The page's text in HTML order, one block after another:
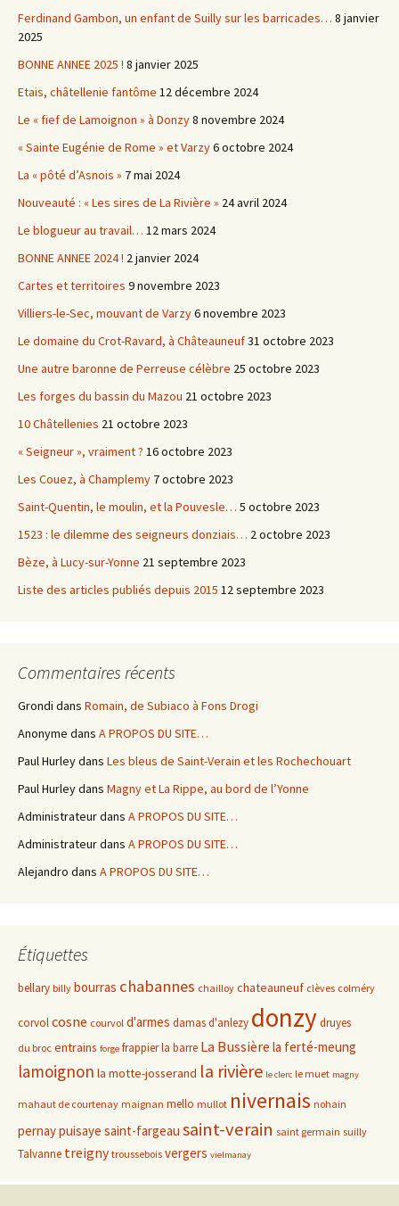
Ferdinand Gambon, un enfant de Suilly sur les barricades… 8 janvier
2025
BONNE ANNEE 2025 ! 8 janvier 2025
Etais, châtellenie fantôme 12 décembre 2024
Le « fief de Lamoignon » à Donzy8 novembre 2024
« Sainte Eugénie de Rome » et Varzy6 octobre 2024
La « pôté d’Asnois » 7 mai 2024
Nouveauté : « Les sires de La Rivière » 24 avril 2024
Le blogueur au travail… 12 mars 2024
BONNE ANNEE 2024 ! 2 janvier 2024
Cartes et territoires 9 novembre 2023
Villiers-le-Sec, mouvant de Varzy6 novembre 2023
Le domaine du Crot-Ravard, à Châteauneuf31 octobre 2023
Une autre baronne de Perreuse célèbre 25 octobre 2023
Les forges du bassin du Mazou 21 octobre 2023
10 Châtellenies 21 octobre 2023
« Seigneur », vraiment ? 16 octobre 2023
Les Couez, à Champlemy 7 octobre 2023
Saint-Quentin, le moulin, et la Pouvesle… 5 octobre 2023
1523 : le dilemme des seigneurs donziais… 2 octobre 2023
Bèze, à Lucy-sur-Yonne 21 septembre 2023
Liste des articles publiés depuis 2015 12 septembre 2023
Commentaires récents
Grondi dans Romain, de Subiaco à Fons Drogi
Anonyme dans A PROPOS DU SITE…
Paul Hurleydans Les bleus de Saint-Verain et les Rochechouart
Paul Hurleydans Magny et La Rippe, au bord de l’Yonne
Administrateurdans A PROPOS DU SITE…
Administrateurdans A PROPOS DU SITE…
Alejandro dans A PROPOS DU SITE…
Étiquettes
bellary billy bourras chabannes chailloy chateauneuf clèves colméry
corvolcosne courvol d'armes damas d'anlezy donzydruyes
du broc entrains forge frappierla barre La Bussière la ferté-meung
lamoignon la motte-josserand la rivière le clerc le muet magny
mahaut de courtenay maignan mello mullot nivernais nohain
pernaypuisaye saint-fargeau saint-verain saint germain suilly
Talvanne treigny troussebois vergers vielmanay